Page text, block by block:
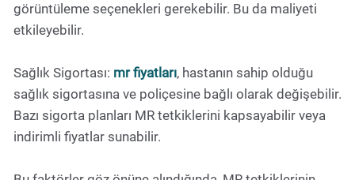
görüntüleme seçenekleri gerekebilir. Bu da maliyeti
etkileyebilir.
Sağlık Sigortası: mr fiyatları, hastanın sahip olduğu
sağlık sigortasına ve poliçesine bağlı olarak değişebilir.
Bazı sigorta planları MR tetkiklerini kapsayabilir veya
indirimli fiyatlar sunabilir.